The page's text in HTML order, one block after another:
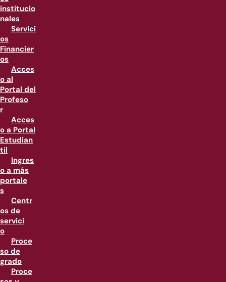
institucio
nales
Servici
os
Financier
os
Acces
o al
Portal del
Profeso
r
Acces
o a Portal
Estudian
til
Ingres
o a más
portale
s
Centr
os de
servici
o
Proce
so de
grado
Proce